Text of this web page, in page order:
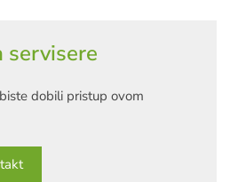
servisere
dobili pristup ovom